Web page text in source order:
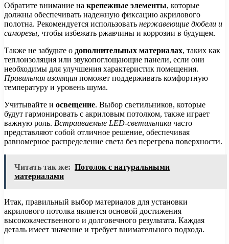
Обратите внимание на крепежные элементы, которые
должны обеспечивать надежную фиксацию акрилового
полотна. Рекомендуется использовать нержавеющие дюбели и
саморезы, чтобы избежать ржавчины и коррозии в будущем.
Также не забудьте о дополнительных материалах, таких как
теплоизоляция или звукопоглощающие панели, если они
необходимы для улучшения характеристик помещения.
Правильная изоляция поможет поддерживать комфортную
температуру и уровень шума.
Учитывайте и освещение. Выбор светильников, которые
будут гармонировать с акриловым потолком, также играет
важную роль. Встраиваемые LED-светильники часто
представляют собой отличное решение, обеспечивая
равномерное распределение света без перегрева поверхности.
Читать так же: Потолок с натуральными
материалами
Итак, правильный выбор материалов для установки
акрилового потолка является основой достижения
высококачественного и долговечного результата. Каждая
деталь имеет значение и требует внимательного подхода.